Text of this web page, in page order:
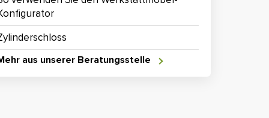
aus unserer Beratungsstelle